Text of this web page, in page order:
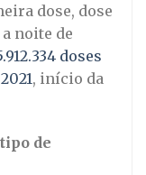
dose, dose
noite de
doses
, início da
de